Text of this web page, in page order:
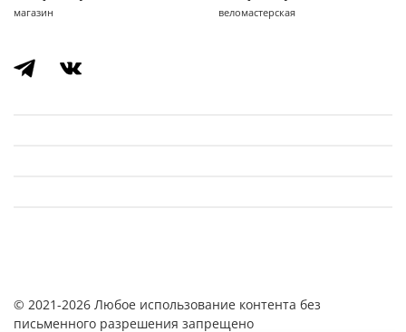
магазин веломастерская
© 2021-2026 Любое использование контента без
письменного разрешения запрещено